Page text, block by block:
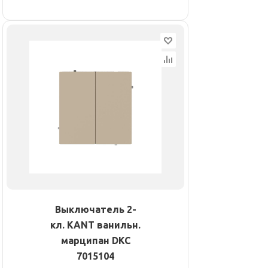
Выключатель 2-
кл. KANT ванильн.
марципан DKC
7015104